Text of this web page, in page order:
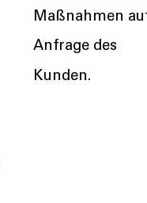
Maßnahmen
Anfrage des
Kunden.